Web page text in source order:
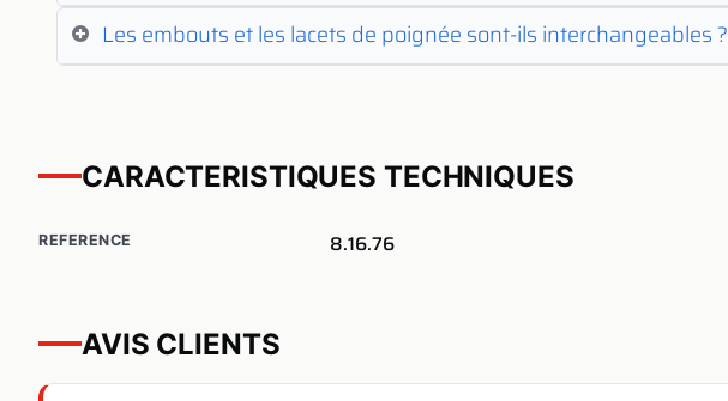
Les embouts et les lacets de poignée sont-ils interchangeables ?
CARACTERISTIQUES TECHNIQUES
REFERENCE 8.16.76
AVIS CLIENTS